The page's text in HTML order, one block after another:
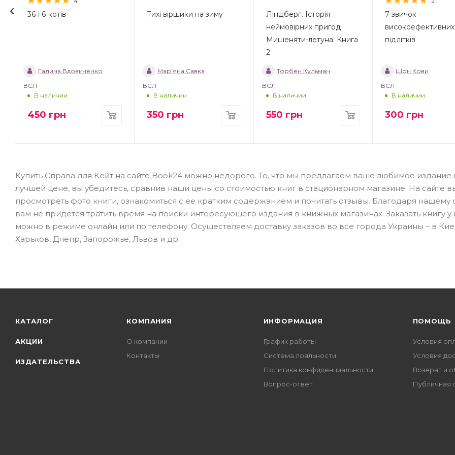
36 і 6 котів
Галина Вдовиченко
ВСЛ
В наличии
450 грн
Тихі віршики на зиму
Мар’яна Савка
ВСЛ
В наличии
350 грн
Ліндберґ. Історія
неймовірних пригод
Мишеняти-летуна. Книга
2
Торбен Кульман
ВСЛ
В наличии
550 грн
7 звичок
високоефективних
підлітків
Шон Кови
ВСЛ
В наличии
300 грн
Купить Справа для Кейт на сайте Book24 можно недорого. То, что мы предлагаем ваше любимое издание
лучшей цене, вы убедитесь, сравнив наши цены со стоимостью книг в стационарном магазине. На сайте
просмотреть фото книги, ознакомиться с ее кратким содержанием и почитать отзывы. Благодаря нашему
вам не придется тратить время на поиски интересующего издания в книжных магазинах. Заказать книгу у
можно в режиме онлайн или по телефону. Осуществляем доставку заказов во все города Украины – в
Харьков, Днепр, Запорожье, Львов и др.
КАТАЛОГ
АКЦИИ
ИЗДАТЕЛЬСТВА
КОМПАНИЯ
О компании
Контакты
ИНФОРМАЦИЯ
График работы
Система лояльности
Политика конфиденциальности
Вопрос-ответ
ПОМОЩЬ
Условия
Условия
Возврат и
Публичная